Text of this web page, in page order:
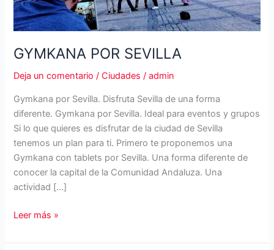
GYMKANA POR SEVILLA
Deja un comentario /Ciudades /admin
Gymkana por Sevilla. Disfruta Sevilla de una forma
diferente. Gymkana por Sevilla. Ideal para eventos y grupos
Si lo que quieres es disfrutar de la ciudad de Sevilla
tenemos un plan para ti. Primero te proponemos una
Gymkana con tablets por Sevilla. Una forma diferente de
conocer la capital de la Comunidad Andaluza. Una
actividad […]
GYMKANA
SEVILLA
Leer más »